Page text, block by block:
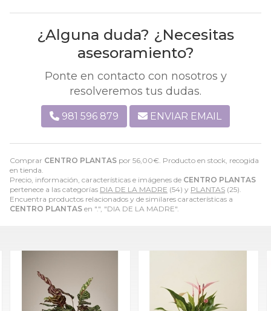
Comprar CENTRO PLANTAS por 56,00€. Producto en stock, recogida
en tienda.
Precio, información, características e imágenes de CENTRO PLANTAS
pertenece a las categorías DIA DE LA MADRE (54) y PLANTAS (25).
Encuentra productos relacionados y de similares características a
CENTRO PLANTAS en ".", "DIA DE LA MADRE".
¿Alguna duda? ¿Necesitas
asesoramiento?
Ponte en contacto con nosotros y
resolveremos tus dudas.
981 596 879 ENVIAR EMAIL